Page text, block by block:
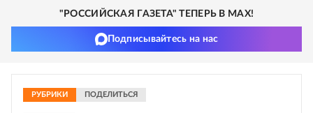
"РОССИЙСКАЯ ГАЗЕТА" ТЕПЕРЬ В MAX!
Подписывайтесь на нас
РУБРИКИ ПОДЕЛИТЬСЯ